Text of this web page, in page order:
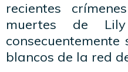
recientes
muertes de
blancos de la red